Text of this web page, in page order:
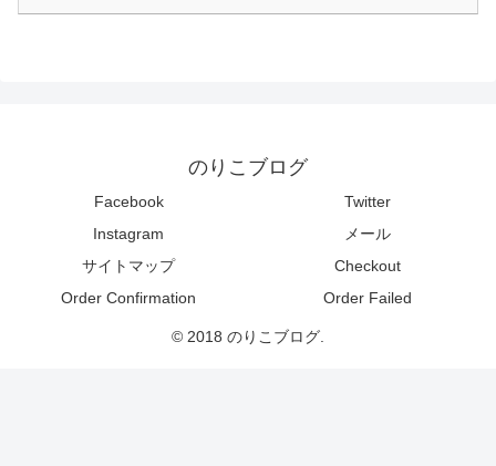
のりこブログ
Facebook
Twitter
Instagram
メール
サイトマップ
Checkout
Order Confirmation
Order Failed
© 2018 のりこブログ.